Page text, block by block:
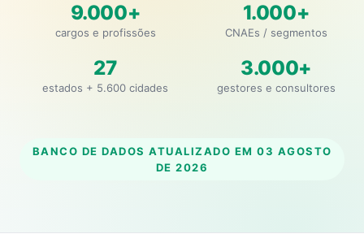
9.000+
cargos e profissões
1.000+
CNAEs / segmentos
27
estados + 5.600 cidades
3.000+
gestores e consultores
BANCO DE DADOS ATUALIZADO EM 03 AGOSTO
DE 2026